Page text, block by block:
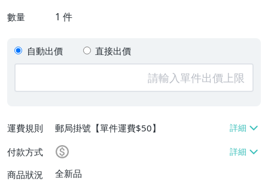
數量 1 件
自動出價 直接出價
運費規則
郵局掛號【單件運費$50】
付款方式
商品狀況
全新品